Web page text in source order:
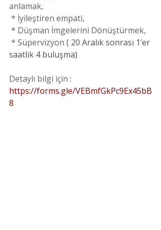
anlamak,
* İyileştiren empati,
* Düşman İmgelerini Dönüştürmek,
* Süpervizyon ( 20 Aralık sonrası 1’er
saatlik 4 buluşma)
Detaylı bilgi için :
https://forms.gle/VEBmfGkPc9Ex45bB
8